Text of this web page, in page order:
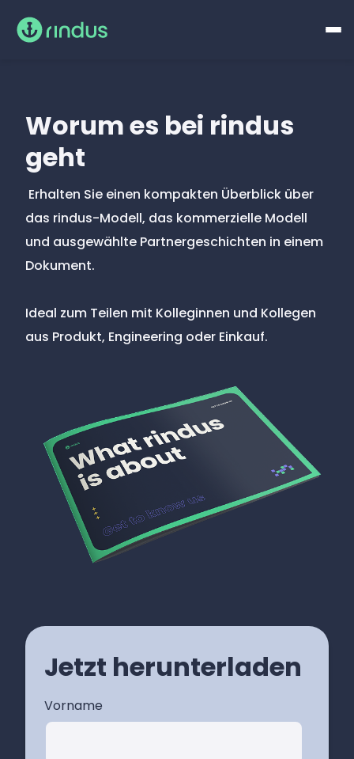
Worum es bei rindus
geht
Erhalten Sie einen kompakten Überblick über
das rindus-Modell, das kommerzielle Modell
und ausgewählte Partnergeschichten in einem
Dokument.
Ideal zum Teilen mit Kolleginnen und Kollegen
aus Produkt, Engineering oder Einkauf.
Jetzt herunterladen
Vorname